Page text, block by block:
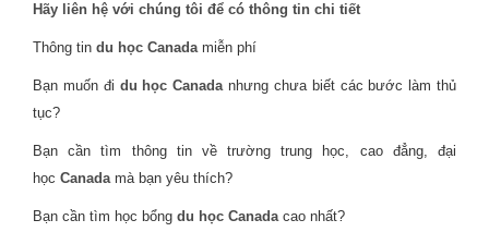
Hãy liên hệ với chúng tôi để có thông tin chi tiết
Thông tin du học Canadamiễn phí
Bạn muốn đi du học Canadanhưng chưa biết các bước làm thủ
tục?
Bạn cần tìm thông tin về trường trung học, cao đẳng, đại
học Canadamà bạn yêu thích?
Bạn cần tìm học bổng du học Canadacao nhất?